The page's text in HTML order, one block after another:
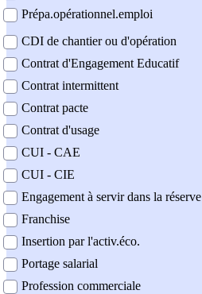
Prépa.opérationnel.emploi
CDI de chantier ou d'opération
Contrat d'Engagement Educatif
Contrat intermittent
Contrat pacte
Contrat d'usage
CUI - CAE
CUI - CIE
Engagement à servir dans la réserve
Franchise
Insertion par l'activ.éco.
Portage salarial
Profession commerciale